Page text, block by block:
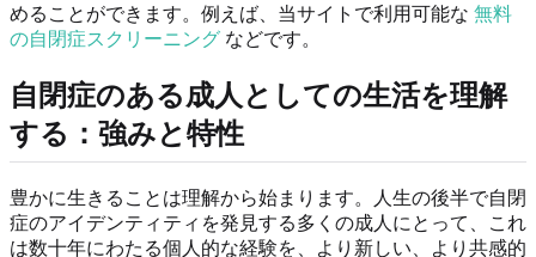
めることができます。例えば、当サイトで利用可能な 無料
の自閉症スクリーニング などです。
自閉症のある成人としての生活を理解
する：強みと特性
豊かに生きることは理解から始まります。人生の後半で自閉
症のアイデンティティを発見する多くの成人にとって、これ
は数十年にわたる個人的な経験を、より新しい、より共感的